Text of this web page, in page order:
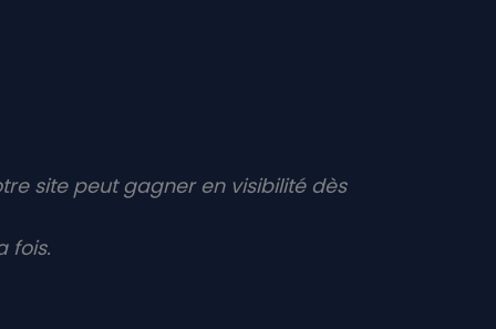
site peut gagner en visibilité dès
fois.